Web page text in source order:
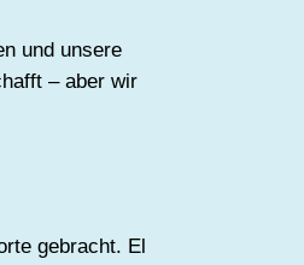
und unsere
– aber wir
gebracht. El